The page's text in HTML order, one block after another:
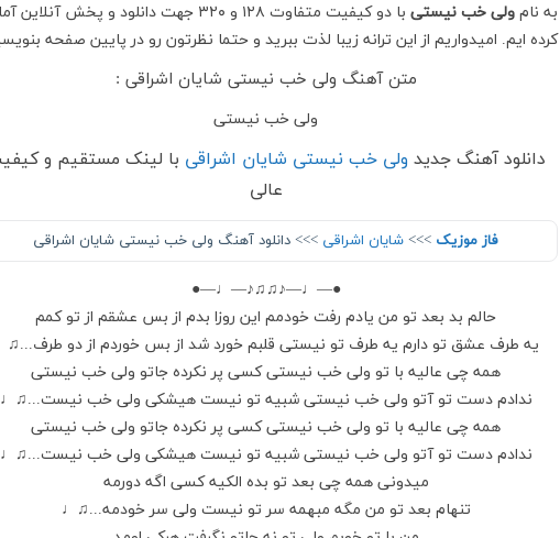
به نام ولی خب نیستی
با دو کیفیت متفاوت ۱۲۸ و ۳۲۰ جهت دانلود و پخش آنلاین
کرده ایم. امیدواریم از این ترانه زیبا لذت ببرید و حتما نظرتون رو در پایین صفحه
متن آهنگ ولی خب نیستی شایان اشراقی :
ولی خب نیستی
دانلود آهنگ جدید ولی خب نیستی شایان اشراقی با لینک مستقیم و
عالی
فاز موزیک >>> شایان اشراقی >>> دانلود آهنگ ولی خب نیستی شایان اشراقی
●—♩—♪♫♫♪—♩—●
حالم بد بعد تو من یادم رفت خودمم این روزا بدم از بس عشقم از تو کمم
یه طرف عشق تو دارم یه طرف تو نیستی قلبم خورد شد از بس خوردم از دو
همه چی عالیه با تو ولی خب نیستی کسی پر نکرده جاتو ولی خب نیستی
ندادم دست تو آتو ولی خب نیستی شبیه تو نیست هیشکی ولی خب نیست...♫♩
همه چی عالیه با تو ولی خب نیستی کسی پر نکرده جاتو ولی خب نیستی
ندادم دست تو آتو ولی خب نیستی شبیه تو نیست هیشکی ولی خب نیست...♫♩
میدونی همه چی بعد تو بده الکیه کسی اگه دورمه
تنهام بعد تو من مگه مبهمه سر تو نیست ولی سر خودمه...♫♩